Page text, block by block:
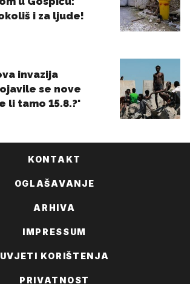
KONTAKT
OGLAŠAVANJE
ARHIVA
IMPRESSUM
UVJETI KORIŠTENJA
PRIVATNOST